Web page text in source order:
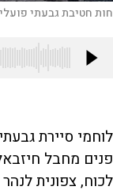
חטיבת גבעתי
לוחמי סיירת
פנים מחבל
לכוח, צפונית